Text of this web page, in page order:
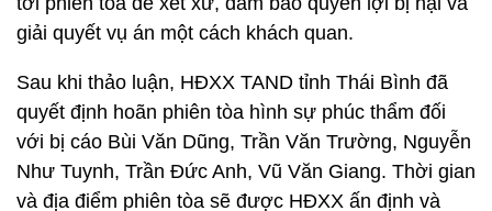
giải quyết vụ án một cách khách quan.
Sau khi thảo luận, HĐXX TAND tỉnh Thái Bình đã
quyết định hoãn phiên tòa hình sự phúc thẩm đối
với bị cáo Bùi Văn Dũng, Trần Văn Trường, Nguyễn
Như Tuynh, Trần Đức Anh, Vũ Văn Giang. Thời gian
và địa điểm phiên tòa sẽ được HĐXX ấn định và